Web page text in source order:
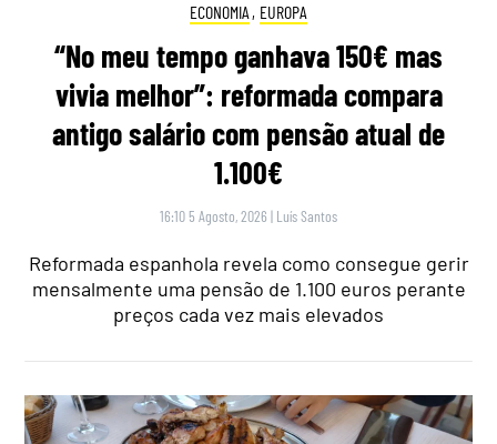
ECONOMIA , EUROPA
“No meu tempo ganhava 150€ mas
vivia melhor”: reformada compara
antigo salário com pensão atual de
1.100€
16:10 5 Agosto, 2026 | Luís Santos
Reformada espanhola revela como consegue gerir
mensalmente uma pensão de 1.100 euros perante
preços cada vez mais elevados